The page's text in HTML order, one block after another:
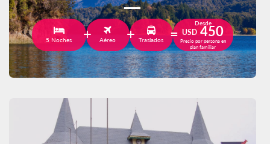
5 Noches Aéreo Traslados
Desde
USD 450
Precio por persona en
plan familiar